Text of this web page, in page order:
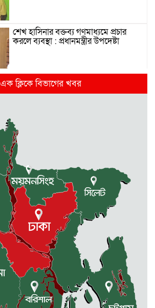
শেখ হাসিনার বক্তব্য গণমাধ্যমে প্রচার
করলে ব্যবস্থা : প্রধানমন্ত্রীর উপদেষ্টা
দিল্লিতে হাসিনার গণমাধ্যমে ভাষণ নিয়ে যা
বলছে ভারত
রাজধানীর তিন ক্যাম্পাসে ছাত্রদল-
ছাত্রশিবির দফায় দফায় সংঘর্ষ
সরকারের ফ্যামিলি কার্ড কার্যক্রম
বাস্তবায়নে ব্যয় ২০০০ কোটি টাকা
মোহনগঞ্জে কর্মস্থলেই অসুস্থ- রক্তবমির পর
প্রাণ গেল স্বাস্থ্য কর্মকর্তার
কুড়িগ্রামে বন্যাদুর্গতদের জন্য বরাদ্দকৃত
৩০ মেট্রিক টন চাল,একমুঠোও জোটেনি
ক্ষতিগ্রস্ত মানুষের ভাগ্যে
এক ক্লিকে বিভাগের খবর